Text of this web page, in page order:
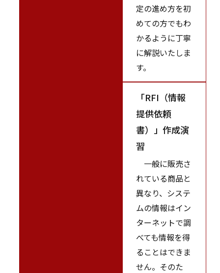
定の進め方を初
めての方でもわ
かるように丁寧
に解説いたしま
す。
「RFI（情報
提供依頼
書）」作成演
習
一般に販売さ
れている商品と
異なり、システ
ムの情報はイン
ターネットで調
べても情報を得
ることはできま
せん。そのた